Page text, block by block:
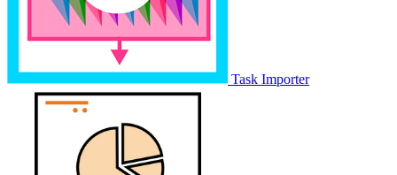
Task Importer